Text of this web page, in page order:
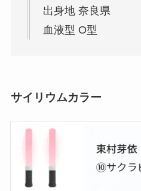
出身地 奈良県
血液型 O型
サイリウムカラー